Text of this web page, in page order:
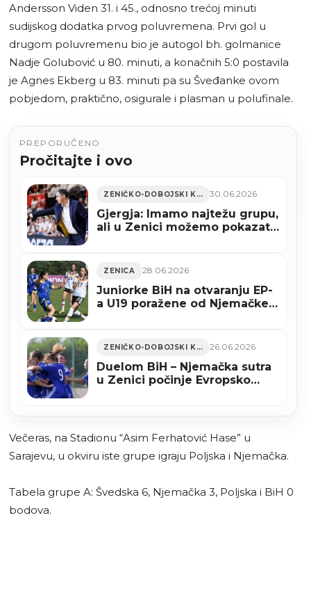
Andersson Viden 31. i 45., odnosno trećoj minuti
sudijskog dodatka prvog poluvremena. Prvi gol u
drugom poluvremenu bio je autogol bh. golmanice
Nadje Golubović u 80. minuti, a konačnih 5:0 postavila
je Agnes Ekberg u 83. minuti pa su Šveđanke ovom
pobjedom, praktično, osigurale i plasman u polufinale.
PREPORUČENO
Pročitajte i ovo
ZENIČKO-DOBOJSKI KANTON 30.06.2026
Gjergja: Imamo najtežu grupu,
ali u Zenici možemo pokazati
ZENICA 28.06.2026
Juniorke BiH na otvaranju EP-
a U19 poražene od Njemačke
ZENIČKO-DOBOJSKI KANTON 26.06.2026
Duelom BiH – Njemačka sutra
u Zenici počinje Evropsko
Večeras, na Stadionu “Asim Ferhatović Hase” u
Sarajevu, u okviru iste grupe igraju Poljska i Njemačka.
Tabela grupe A: Švedska 6, Njemačka 3, Poljska i BiH 0
bodova.